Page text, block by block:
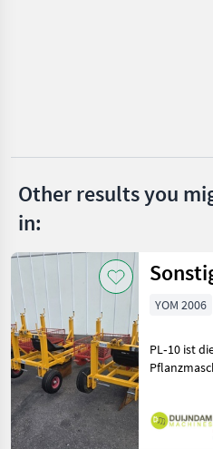
Hatzenbichler
all 35
MARKETPLACE
Marketplace
Dealer
offers
Classifieds
Other results you
in:
YOM 2006
PL‑10 ist
entwickelt
von
Jungpflanzen,